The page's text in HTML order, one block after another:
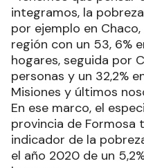
integramos, la
por ejemplo en
región con un 53, 6%
hogares, seguida por
personas y un 32,2%
Misiones y últimos
En ese marco, el
provincia de Formosa
indicador de la
el año 2020 de un